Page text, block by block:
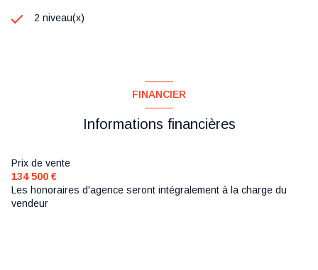
www.georisques.gouv.fr
2 niveau(x)
FINANCIER
Informations financières
Prix de vente
134 500 €
Les honoraires d'agence seront intégralement à la charge du
vendeur